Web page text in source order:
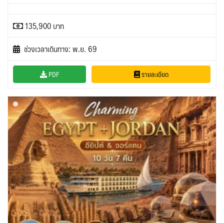
135,900 บาท
ช่วงเวลาเดินทาง: พ.ย. 69
PDF รายละเอียด